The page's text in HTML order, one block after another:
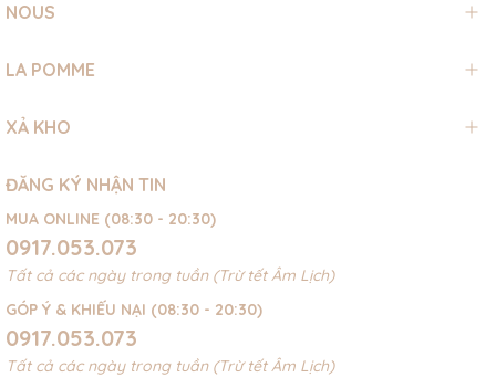
NOUS
LA POMME
XẢ KHO
ĐĂNG KÝ NHẬN TIN
MUA ONLINE (08:30 - 20:30)
0917.053.073
Tất cả các ngày trong tuần (Trừ tết Âm Lịch)
GÓP Ý & KHIẾU NẠI (08:30 - 20:30)
0917.053.073
Tất cả các ngày trong tuần (Trừ tết Âm Lịch)